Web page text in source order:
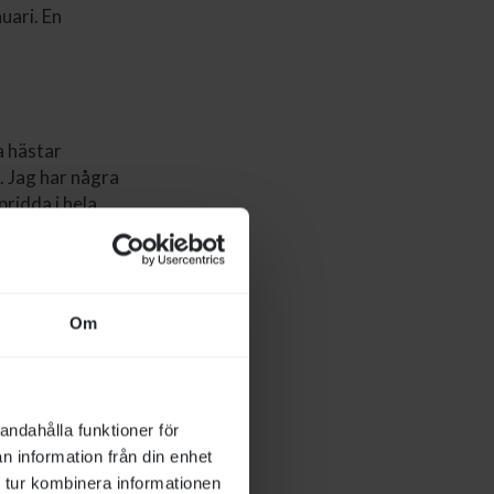
Om
funktioner för
information från din enhet
kombinera informationen
En
hästar
har några
i hela
uppleva nya